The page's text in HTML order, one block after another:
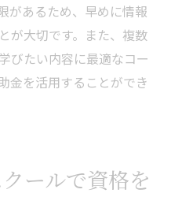
があるため、早めに情報
が大切です。また、複数
びたい内容に最適なコー
金を活用することができ
ールで資格を